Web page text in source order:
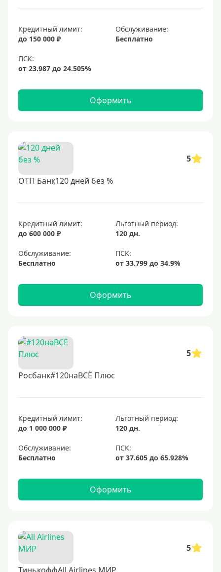
Кредитный лимит:
до 150 000 ₽
Обслуживание:
Бесплатно
Оформить
5
ОТП Банк120 дней без %
Кредитный лимит:
до 600 000 ₽
Льготный период:
120 дн.
Обслуживание:
Бесплатно
Оформить
5
Росбанк#120наВСЁ Плюс
Кредитный лимит:
до 1 000 000 ₽
Льготный период:
120 дн.
Обслуживание:
Бесплатно
Оформить
5